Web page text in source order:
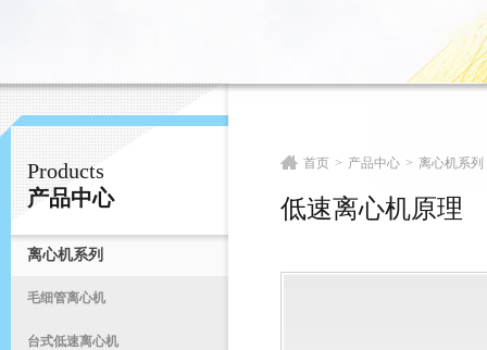
常州易晨仪器制造有限公司
Products
产品中心
离心机系列
毛细管离心机
台式低速离心机
首页 > 产品中心 > 离心机系列
低速离心机原理